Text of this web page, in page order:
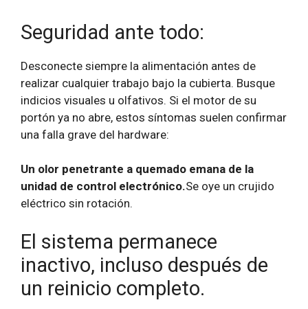
Seguridad ante todo:
Desconecte siempre la alimentación antes de
realizar cualquier trabajo bajo la cubierta. Busque
indicios visuales u olfativos. Si el motor de su
portón ya no abre, estos síntomas suelen confirmar
una falla grave del hardware:
Un olor penetrante a quemado emana de la
unidad de control electrónico.Se oye un crujido
eléctrico sin rotación.
El sistema permanece
inactivo, incluso después de
un reinicio completo.